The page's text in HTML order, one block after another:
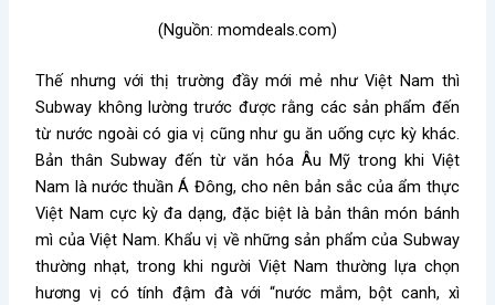
(Nguồn: momdeals.com)
Thế nhưng với thị trường đầy mới mẻ như Việt Nam thì
Subway không lường trước được rằng các sản phẩm đến
từ nước ngoài có gia vị cũng như gu ăn uống cực kỳ khác.
Bản thân Subway đến từ văn hóa Âu Mỹ trong khi Việt
Nam là nước thuần Á Đông, cho nên bản sắc của ẩm thực
Việt Nam cực kỳ đa dạng, đặc biệt là bản thân món bánh
mì của Việt Nam. Khẩu vị về những sản phẩm của Subway
thường nhạt, trong khi người Việt Nam thường lựa chọn
hương vị có tính đậm đà với “nước mắm, bột canh, xì